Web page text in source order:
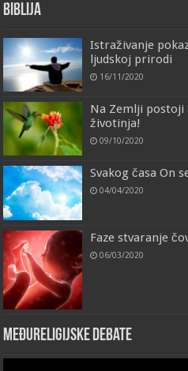
Biblija
Istraživanje
ljudskoj prirodi
16/11/2020
Na Zemlji
životinja!
09/10/2020
Svakog časa On
04/04/2020
Faze stvaranje
06/03/2020
Međureligijske debate